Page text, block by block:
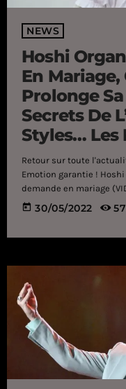
NEWS
Hoshi
En Mariage,
Prolonge
Secrets De
Styles… Les
Retour sur toute
Emotion garantie !
demande en mariage
souvenir longtemps
l’hexagone ces
today 30/05/2022